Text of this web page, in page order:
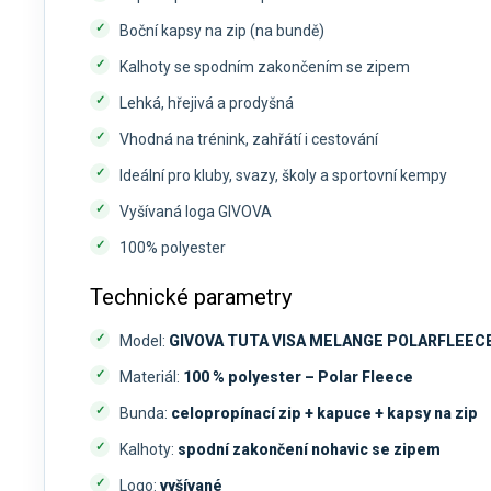
Boční kapsy na zip (na bundě)
Kalhoty se spodním zakončením se zipem
Lehká, hřejivá a prodyšná
Vhodná na trénink, zahřátí i cestování
Ideální pro kluby, svazy, školy a sportovní kempy
Vyšívaná loga GIVOVA
100% polyester
Technické parametry
Model: GIVOVA TUTA VISA MELANGE
Materiál: 100 % polyester – Polar Fleece
Bunda: celopropínací zip + kapuce + kapsy na zip
Kalhoty: spodní zakončení nohavic se zipem
Logo: vyšívané